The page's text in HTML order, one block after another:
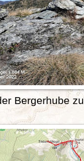
Bergerhube